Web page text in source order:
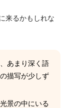
来るかもしれな
あまり深く語
描写が少しず
景の中にいる